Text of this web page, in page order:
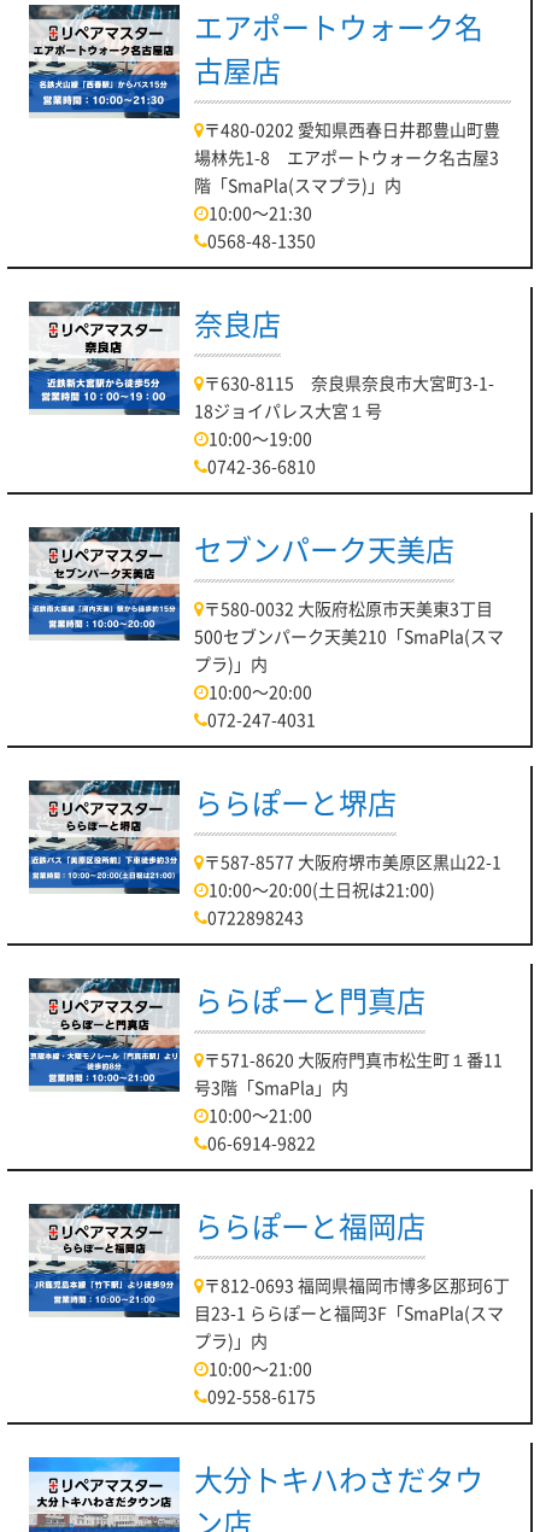
エアポートウォーク名
古屋店
〒480-0202 愛知県西春日井郡豊山町豊
場林先1-8 エアポートウォーク名古屋3
階「SmaPla(スマプラ)」内
10:00～21:30
0568-48-1350
奈良店
〒630-8115 奈良県奈良市大宮町3-1-
18ジョイパレス大宮１号
10:00～19:00
0742-36-6810
セブンパーク天美店
〒580-0032 大阪府松原市天美東3丁目
500セブンパーク天美210「SmaPla(スマ
プラ)」内
10:00～20:00
072-247-4031
ららぽーと堺店
〒587-8577 大阪府堺市美原区黒山22-1
10:00～20:00(土日祝は21:00)
0722898243
ららぽーと門真店
〒571-8620 大阪府門真市松生町１番11
号3階「SmaPla」内
10:00～21:00
06-6914-9822
ららぽーと福岡店
〒812-0693 福岡県福岡市博多区那珂6丁
目23-1 ららぽーと福岡3F「SmaPla(スマ
プラ)」内
10:00～21:00
092-558-6175
大分トキハわさだタウ
ン店